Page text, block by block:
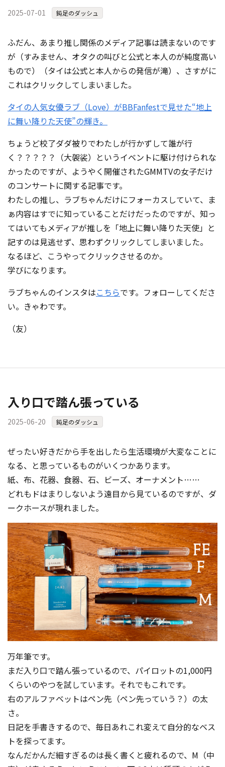
2025-07-01 鈍足のダッシュ
ふだん、あまり推し関係のメディア記事は読まないのです
が（すみません、オタクの叫びと公式と本人のが純度高い
もので）（タイは公式と本人からの発信が滝）、さすがに
これはクリックしてしまいました。
タイの人気女優ラブ（Love）がBBFanfestで見せた“地上
に舞い降りた天使”の輝き。
ちょうど校了ダダ被りでわたしが行かずして誰が行
く？？？？？（大袈裟）というイベントに駆け付けられな
かったのですが、ようやく開催されたGMMTVの女子だけ
のコンサートに関する記事です。
わたしの推し、ラブちゃんだけにフォーカスしていて、ま
ぁ内容はすでに知っていることだけだったのですが、知っ
てはいてもメディアが推しを「地上に舞い降りた天使」と
記すのは見逃せず、思わずクリックしてしまいました。
なるほど、こうやってクリックさせるのか。
学びになります。
ラブちゃんのインスタはこちらです。フォローしてくださ
い。きゃわです。
（友）
入り口で踏ん張っている
2025-06-20 鈍足のダッシュ
ぜったい好きだから手を出したら生活環境が大変なことに
なる、と思っているものがいくつかあります。
紙、布、花器、食器、石、ビーズ、オーナメント……
どれもドはまりしないよう遠目から見ているのですが、ダ
ークホースが現れました。
万年筆です。
まだ入り口で踏ん張っているので、パイロットの1,000円
くらいのやつを試しています。それでもこれです。
右のアルファベットはペン先（ペン先っていう？）の太
さ。
日記を手書きするので、毎日あれこれ変えて自分的なベス
トを探ってます。
なんだかんだ細すぎるのは長く書くと疲れるので、M（中